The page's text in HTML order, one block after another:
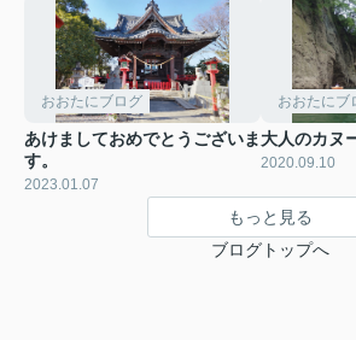
おおたにブログ
あけましておめでとうございま
す。
2023.01.07
おおたにブ
大人のカヌ
2020.09.10
もっと見る
ブログトップへ